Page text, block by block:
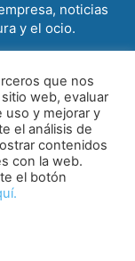
noticias
y el ocio.
que nos
web, evaluar
uso y mejorar y
el análisis de
contenidos
con la web.
el botón